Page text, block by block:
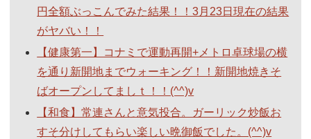
円全額ぶっこんでみた結果！！3月23日現在の結果
がヤバい！！
【健康第一】コナミで運動再開+メトロ卓球場の横
を通り新開地までウォーキング！！新開地焼きそ
ばオープンしてましｔ！！(^^)v
【和食】常連さんと意気投合。ガーリック炒飯お
すそ分けしてもらい楽しい晩御飯でした。(^^)v